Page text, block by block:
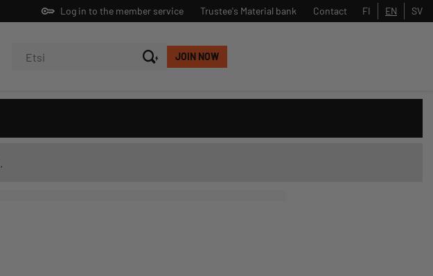
Log in to the member service Contact
Trustee's Material bank FI EN SV
JOIN NOW